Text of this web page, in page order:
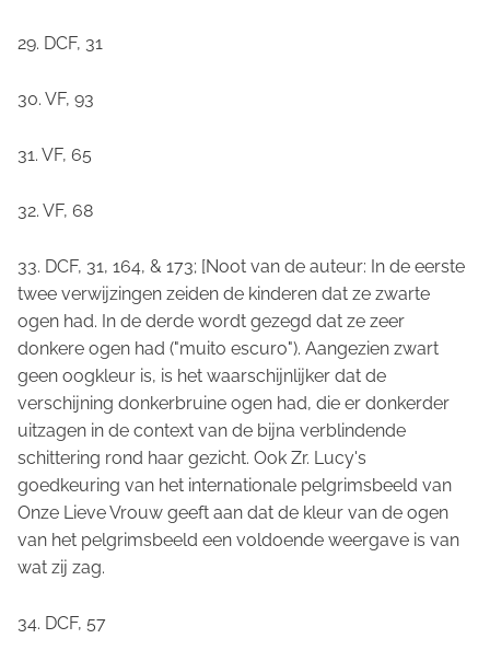
29. DCF, 31
30. VF, 93
31. VF, 65
32. VF, 68
33. DCF, 31, 164, & 173; [Noot van de auteur: In de eerste
twee verwijzingen zeiden de kinderen dat ze zwarte
ogen had. In de derde wordt gezegd dat ze zeer
donkere ogen had ("muito escuro"). Aangezien zwart
geen oogkleur is, is het waarschijnlijker dat de
verschijning donkerbruine ogen had, die er donkerder
uitzagen in de context van de bijna verblindende
schittering rond haar gezicht. Ook Zr. Lucy's
goedkeuring van het internationale pelgrimsbeeld van
Onze Lieve Vrouw geeft aan dat de kleur van de ogen
van het pelgrimsbeeld een voldoende weergave is van
wat zij zag.
34. DCF, 57